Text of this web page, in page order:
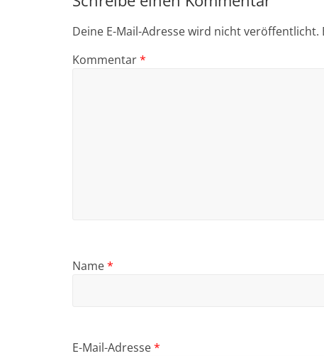
Deine E-Mail-Adresse wird nicht veröffentlicht.
Kommentar*
Name*
E-Mail-Adresse*